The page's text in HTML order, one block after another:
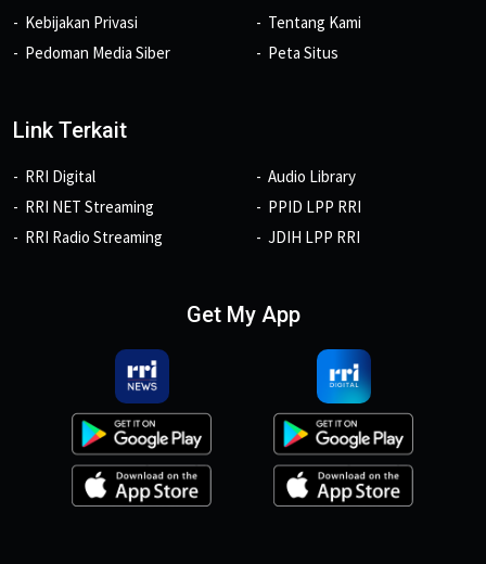
Kebijakan Privasi
Pedoman Media Siber
Tentang Kami
Peta Situs
Link Terkait
RRI Digital
RRI NET Streaming
RRI Radio Streaming
Audio Library
PPID LPP RRI
JDIH LPP RRI
Get My App